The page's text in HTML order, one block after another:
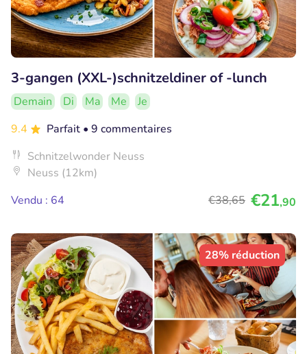
3-gangen (XXL-)schnitzeldiner of -lunch
Demain Di Ma Me
Je
9.4
Parfait • 9 commentaires
Schnitzelwonder Neuss
Neuss (12km)
Vendu : 64
€38,65 €21,90
28% réduction